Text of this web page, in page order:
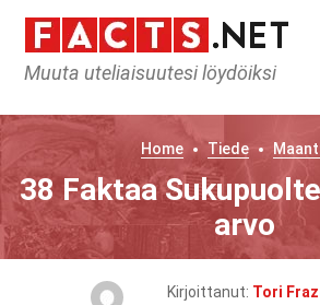
Muuta uteliaisuutesi löydöiksi
Home Tiede
38 Faktaa
arvo
Kirjoittanut: Tori